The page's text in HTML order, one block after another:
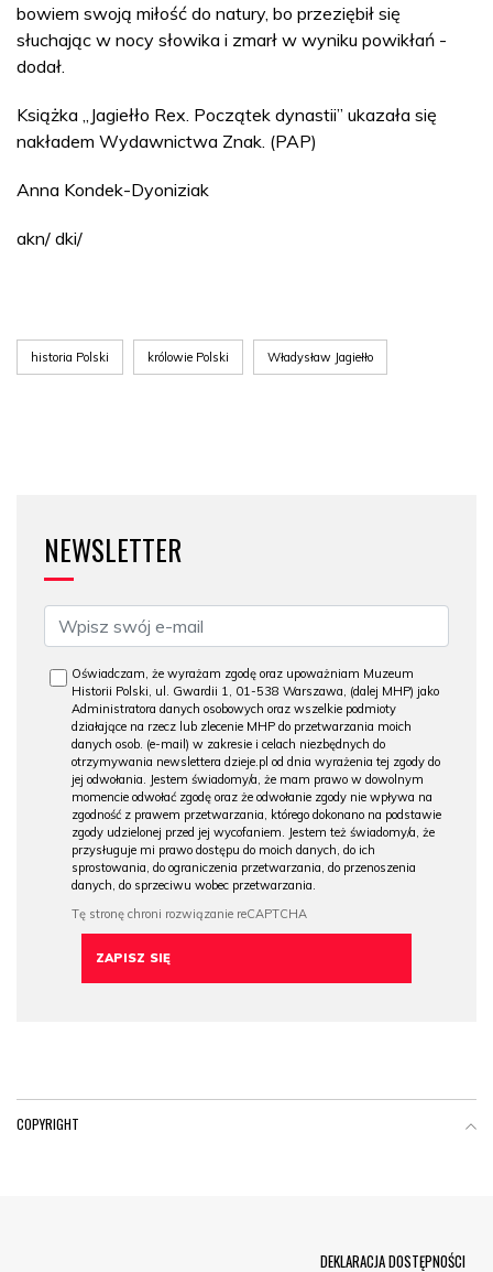
bowiem swoją miłość do natury, bo przeziębił się
słuchając w nocy słowika i zmarł w wyniku powikłań -
dodał.
Książka „Jagiełło Rex. Początek dynastii” ukazała się
nakładem Wydawnictwa Znak. (PAP)
Anna Kondek-Dyoniziak
akn/ dki/
historia Polski królowie Polski Władysław Jagiełło
NEWSLETTER
Oświadczam, że wyrażam zgodę oraz upoważniam Muzeum
Historii Polski, ul. Gwardii 1, 01-538 Warszawa, (dalej MHP) jako
Administratora danych osobowych oraz wszelkie podmioty
działające na rzecz lub zlecenie MHP do przetwarzania moich
danych osob. (e-mail) w zakresie i celach niezbędnych do
otrzymywania newslettera dzieje.pl od dnia wyrażenia tej zgody do
jej odwołania. Jestem świadomy/a, że mam prawo w dowolnym
momencie odwołać zgodę oraz że odwołanie zgody nie wpływa na
zgodność z prawem przetwarzania, którego dokonano na podstawie
zgody udzielonej przed jej wycofaniem. Jestem też świadomy/a, że
przysługuje mi prawo dostępu do moich danych, do ich
sprostowania, do ograniczenia przetwarzania, do przenoszenia
danych, do sprzeciwu wobec przetwarzania.
COPYRIGHT
DEKLARACJA DOSTĘPNOŚCI